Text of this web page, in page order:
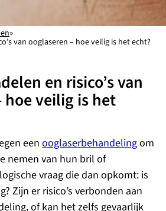
»
van ooglaseren – hoe veilig is het echt?
en risico’s van
hoe veilig is het
eenooglaserbehandelingom
nemen van hun bril of
vraag die dan opkomt: is
Zijn er risico’s verbonden aan
of kan het zelfs gevaarlijk